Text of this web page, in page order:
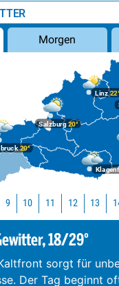
Morgen
20°
Linz
Salzburg20°
9 10 11 12 13
18/29°
sorgt für
Der Tag beginnt